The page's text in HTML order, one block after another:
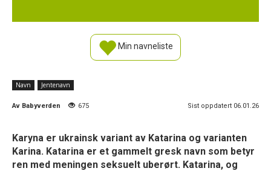
Min navneliste
Navn Jentenavn
Av Babyverden 675 Sist oppdatert 06.01.26
Karyna er ukrainsk variant av Katarina og varianten
Karina. Katarina er et gammelt gresk navn som betyr
ren med meningen seksuelt uberørt. Katarina, og